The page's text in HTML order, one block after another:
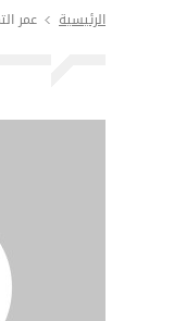
الرئيسية عمر